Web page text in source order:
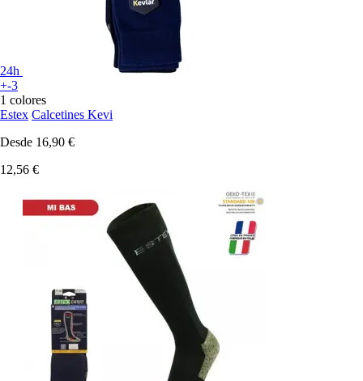
24h
+-3
1 colores
Estex Calcetines Kevi
Desde 16,90 €
12,56 €